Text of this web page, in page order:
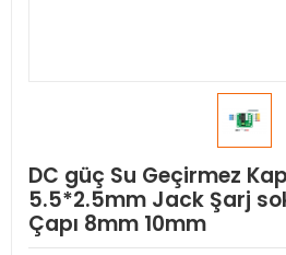
DC güç Su Geçirmez
5.5*2.5mm Jack Şarj
Çapı 8mm 10mm